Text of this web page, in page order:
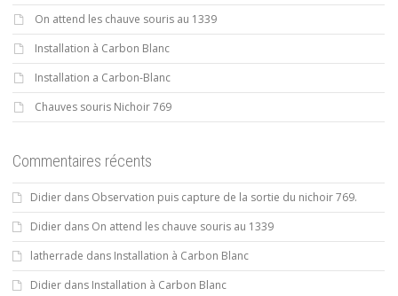
On attend les chauve souris au 1339
Installation à Carbon Blanc
Installation a Carbon-Blanc
Chauves souris Nichoir 769
Commentaires récents
Didier dans Observation puis capture de la sortie du nichoir 769.
Didier dans On attend les chauve souris au 1339
latherrade dans Installation à Carbon Blanc
Didier dans Installation à Carbon Blanc